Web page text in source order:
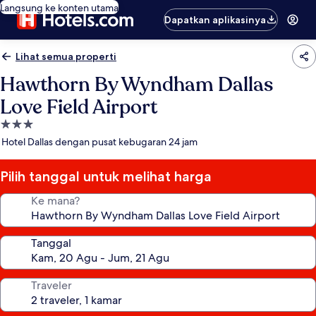
Langsung ke konten utama
Dapatkan aplikasinya
Lihat semua properti
Hawthorn By Wyndham Dallas
Love Field Airport
Properti
bintang
Hotel Dallas dengan pusat kebugaran 24 jam
Pilih tanggal untuk melihat harga
Ke mana?
Tanggal
Traveler